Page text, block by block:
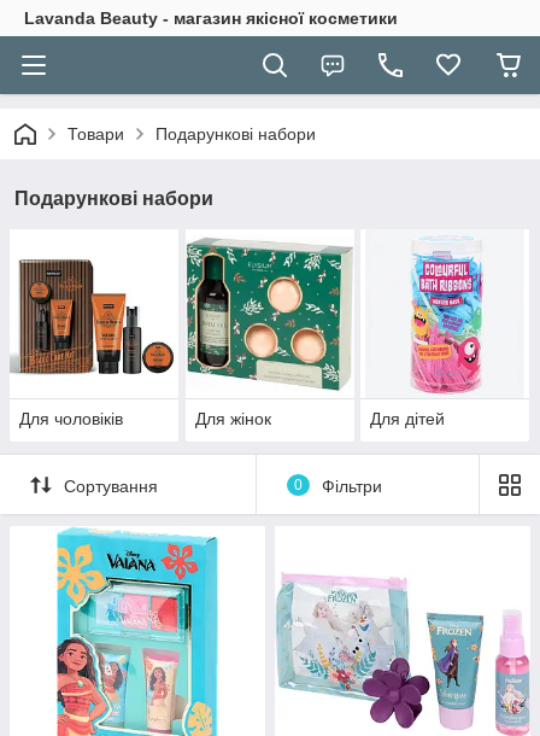
Lavanda Beauty - магазин якісної косметики
Товари Подарункові набори
Подарункові набори
Для чоловіків Для жінок Для дітей
Сортування 0 Фільтри